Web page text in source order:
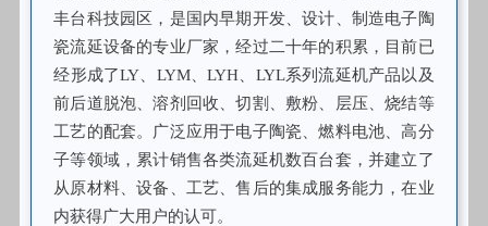
丰台科技园区，是国内早期开发、设计、制造电子陶
瓷流延设备的专业厂家，经过二十年的积累，目前已
经形成了LY、LYM、LYH、LYL系列流延机产品以及
前后道脱泡、溶剂回收、切割、敷粉、层压、烧结等
工艺的配套。广泛应用于电子陶瓷、燃料电池、高分
子等领域，累计销售各类流延机数百台套，并建立了
从原材料、设备、工艺、售后的集成服务能力，在业
内获得广大用户的认可。